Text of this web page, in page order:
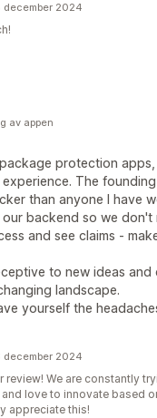
december 2024
protection
The
than anyone I have
our backend so we
and see claims -
to new ideas and
landscape.
yourself the
av appen
december 2024
review! We are constantly
love to innovate based
appreciate this!